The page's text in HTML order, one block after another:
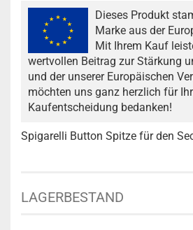
Dieses Produkt
Marke aus der
Mit Ihrem Kauf
wertvollen Beitrag zur Stärkung
und der unserer Europäischen
möchten uns ganz herzlich für
Kaufentscheidung bedanken!
Spigarelli Button Spitze für den
LAGERBESTAND